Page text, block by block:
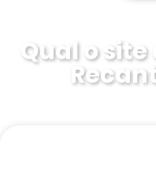
Qual o